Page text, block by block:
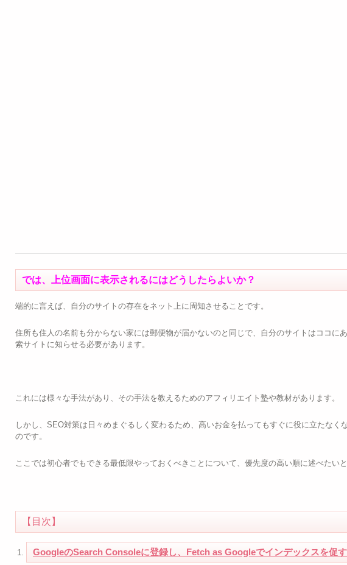
では、上位画面に表示されるにはどうしたらよいか？
端的に言えば、自分のサイトの存在をネット上に周知させることです。
住所も住人の名前も分からない家には郵便物が届かないのと同じで、自分のサイトはココに
索サイトに知らせる必要があります。
これには様々な手法があり、その手法を教えるためのアフィリエイト塾や教材があります。
しかし、SEO対策は日々めまぐるしく変わるため、高いお金を払ってもすぐに役に立たなく
のです。
ここでは初心者でもできる最低限やっておくべきことについて、優先度の高い順に述べたいと
【目次】
GoogleのSearch Consoleに登録し、Fetch as Googleでインデックスを促す